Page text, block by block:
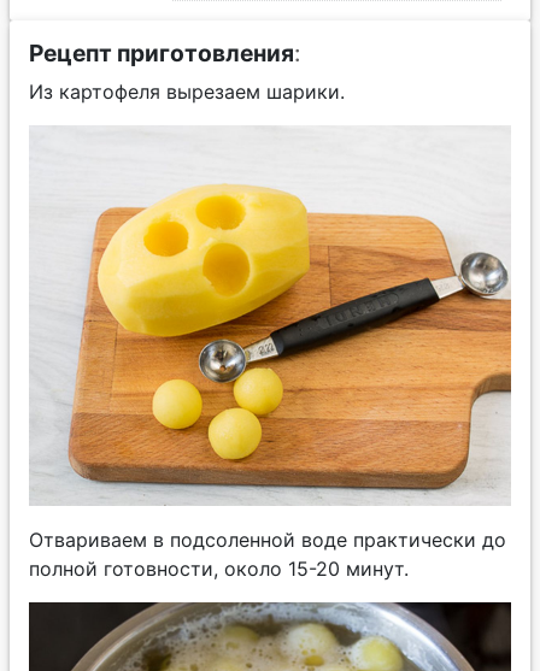
Рецепт приготовления:
Из картофеля вырезаем шарики.
Отвариваем в подсоленной воде практически до
полной готовности, около 15-20 минут.